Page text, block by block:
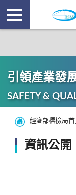
引領產業發
SAFETY &
經濟部標檢局首
資訊公開